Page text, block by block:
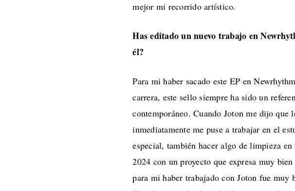
mejor mi recorrido artístico.
Has editado un nuevo trabajo en
él?
Para mi haber sacado este EP en
carrera, este sello siempre ha sido un
contemporáneo. Cuando Joton me dijo que
inmediatamente me puse a trabajar en el
especial, también hacer algo de limpieza
2024 con un proyecto que expresa muy
para mi haber trabajado con Joton fue